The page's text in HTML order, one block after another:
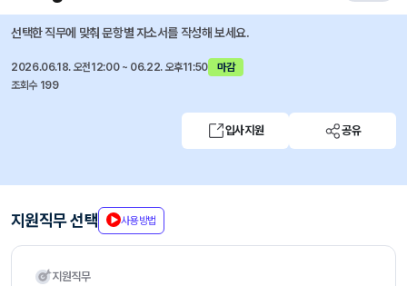
선택한 직무에 맞춰 문항별 자소서를 작성해 보세요.
2026.06.18. 오전12:00 ~ 06.22. 오후11:50
마감
조회수 199
입사지원 공유
지원직무 선택 사용방법
지원직무